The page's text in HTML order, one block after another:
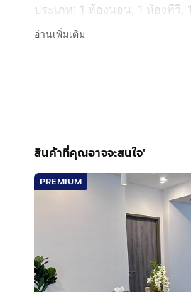
ประเภท: 1 ห้องนอน, 1 ห้องทีวี,
- ร้านสะดวกซื้อ 7-Eleven เปิด
- โรงเรียนนานาชาติแองโกล สิ
- ใกล้ระบบขนส่งสาธารณะทุกรู
- 5 นาที ถึง เซ็นทรัล บางนา,
- 15-20 นาที ถึง Emporium,
- รถรับส่งฟรีไปห้างสรรพสินค้
- 25 นาที ถึง สนามบินสุวรรณ
สิ่งอำนวยความสะดวก: เครื่อง
อ่านเพิ่มเติม
สินค้าที่คุณอาจจะสนใจ'
PREMIUM